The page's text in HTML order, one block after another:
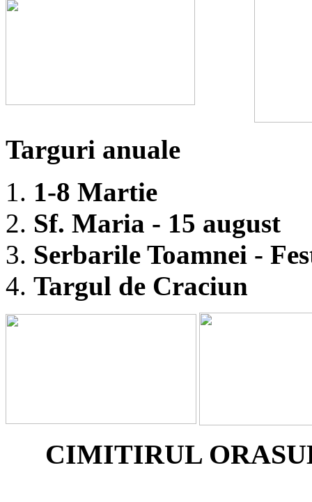
Targuri anuale
1-8 Martie
Sf. Maria - 15 august
Serbarile Toamnei -
Targul de Craciun
CIMITIRUL